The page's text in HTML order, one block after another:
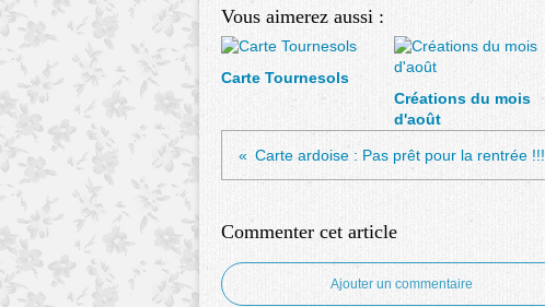
Vous aimerez aussi :
Carte Tournesols
Créations du mois
d'août
Carte ardoise : Pas prêt pour la rentrée !!!
Commenter cet article
Ajouter un commentaire